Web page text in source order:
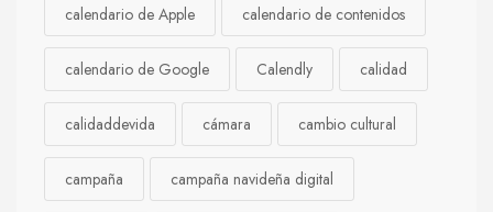
calendario de Apple calendario de contenidos
calendario de Google Calendly calidad
calidaddevida cámara cambio cultural
campaña campaña navideña digital